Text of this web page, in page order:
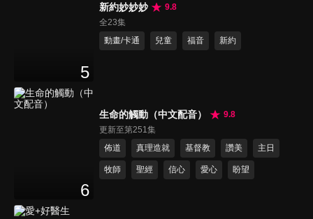
5
新約妙妙妙
9.8
全23集
動畫/卡通
兒童 福音 新約
6
生命的觸動（中文配音）
9.8
更新至第251集
佈道
真理造就 基督教 讚美 主日
牧師 聖經 信心 愛心 盼望